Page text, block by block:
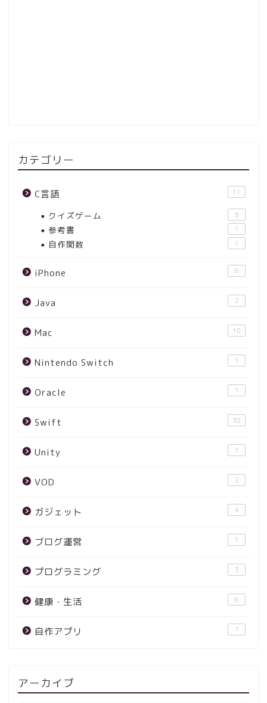
カテゴリー
C言語 11
クイズゲーム 9
参考書 1
自作関数 1
iPhone 6
Java 2
Mac 10
Nintendo Switch 1
Oracle 1
Swift 38
Unity 1
VOD 2
ガジェット 4
ブログ運営 1
プログラミング 3
健康・生活 6
自作アプリ 7
アーカイブ